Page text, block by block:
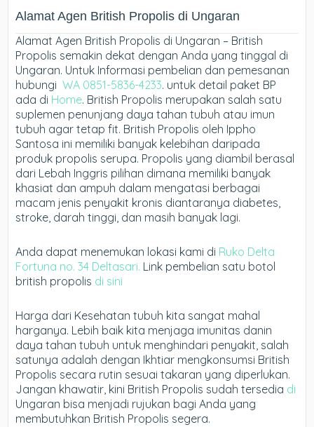
Alamat Agen British Propolis di Ungaran
Alamat Agen British Propolis di Ungaran – British
Propolis semakin dekat dengan Anda yang tinggal di
Ungaran. Untuk Informasi pembelian dan pemesanan
hubungiWA 0851-5836-4233. untuk detail paket BP
ada di Home. British Propolis merupakan salah satu
suplemen penunjang daya tahan tubuh atau imun
tubuh agar tetap fit. British Propolis oleh Ippho
Santosa ini memiliki banyak kelebihan daripada
produk propolis serupa. Propolis yang diambil berasal
dari Lebah Inggris pilihan dimana memiliki banyak
khasiat dan ampuh dalam mengatasi berbagai
macam jenis penyakit kronis diantaranya diabetes,
stroke, darah tinggi, dan masih banyak lagi.
Anda dapat menemukan lokasi kami di Ruko Delta
Fortuna no. 34 Deltasari. Link pembelian satu botol
british propolis di sini
Harga dari Kesehatan tubuh kita sangat mahal
harganya. Lebih baik kita menjaga imunitas danin
daya tahan tubuh untuk menghindari penyakit, salah
satunya adalah dengan Ikhtiar mengkonsumsi British
Propolis secara rutin sesuai takaran yang diperlukan.
Jangan khawatir, kini British Propolis sudah tersedia di
Ungaran bisa menjadi rujukan bagi Anda yang
membutuhkan British Propolis segera.